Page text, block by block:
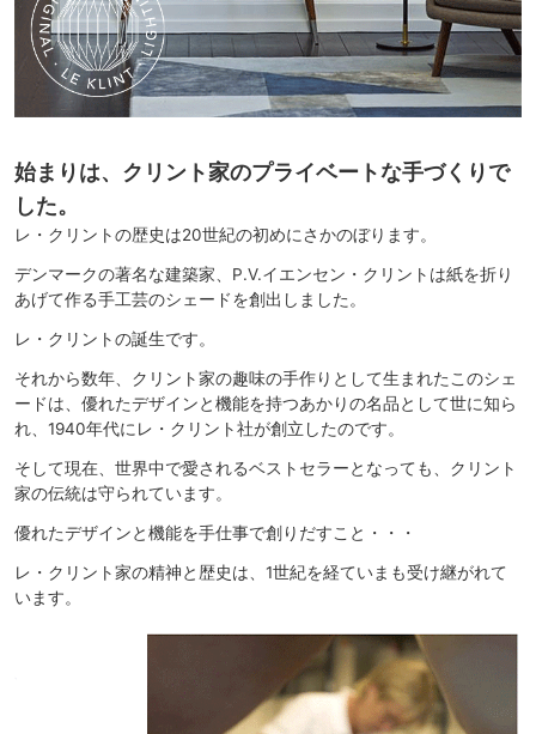
始まりは、クリント家のプライベートな手づくりで
した。
レ・クリントの歴史は20世紀の初めにさかのぼります。
デンマークの著名な建築家、P.V.イエンセン・クリントは紙を折り
あげて作る手工芸のシェードを創出しました。
レ・クリントの誕生です。
それから数年、クリント家の趣味の手作りとして生まれたこのシェ
ードは、優れたデザインと機能を持つあかりの名品として世に知ら
れ、1940年代にレ・クリント社が創立したのです。
そして現在、世界中で愛されるベストセラーとなっても、クリント
家の伝統は守られています。
優れたデザインと機能を手仕事で創りだすこと・・・
レ・クリント家の精神と歴史は、1世紀を経ていまも受け継がれて
います。